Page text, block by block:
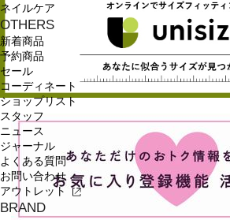
ネイルケア
OTHERS
新着商品
予約商品
セール
コーディネート
ショップリスト
スタッフ
ニュース
ジャーナル
よくある質問
お問い合わせ
アウトレット
BRAND